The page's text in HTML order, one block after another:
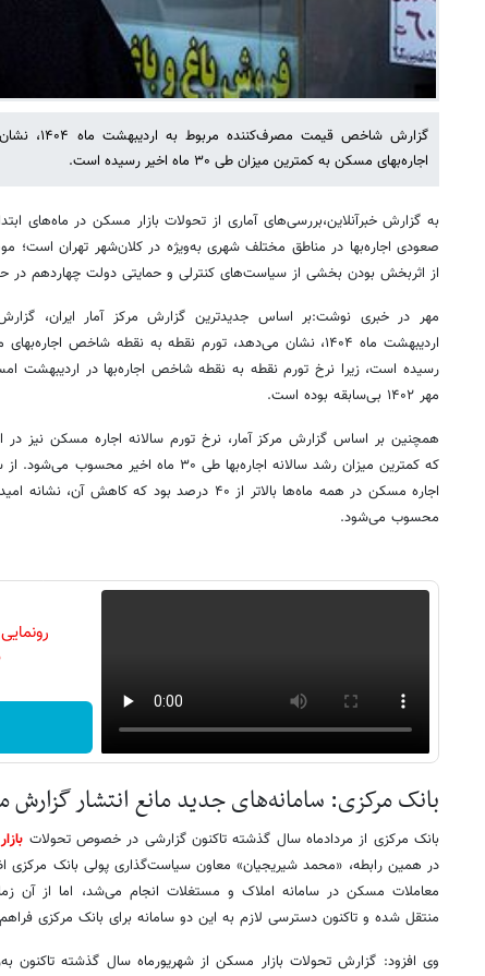
گزارش شاخص
اجاره‌بهای مسکن به کمترین میزان طی ۳۰ ماه اخیر رسیده است.
صعودی اجاره‌بها در مناطق مختلف شهری به‌ویژه در کلان‌شهر تهران است؛
از اثربخش بودن بخشی از سیاست‌های کنترلی و حمایتی دولت چهاردهم در
مهر در خبری نوشت:بر اساس جدیدترین گزارش مرکز آمار ایران،
مهر ۱۴۰۲ بی‌سابقه بوده است.
اجاره مسکن در همه ماه‌ها بالاتر از ۴۰ درصد بود که
محسوب می‌شود.
بانک مرکزی: سامانه‌های جدید مانع انتشار
بانک مرکزی از مردادماه سال گذشته تاکنون گزارشی در خصوص تحولات
در همین رابطه، «محمد شیریجیان» معاون سیاست‌گذاری پولی بانک مرکزی
معاملات مسکن در سامانه املاک و مستغلات انجام می‌شد، اما از آن
منتقل شده و تاکنون دسترسی لازم به این دو سامانه برای بانک مرکزی
وی افزود: گزارش تحولات بازار مسکن از شهریورماه سال گذشته تاکنون